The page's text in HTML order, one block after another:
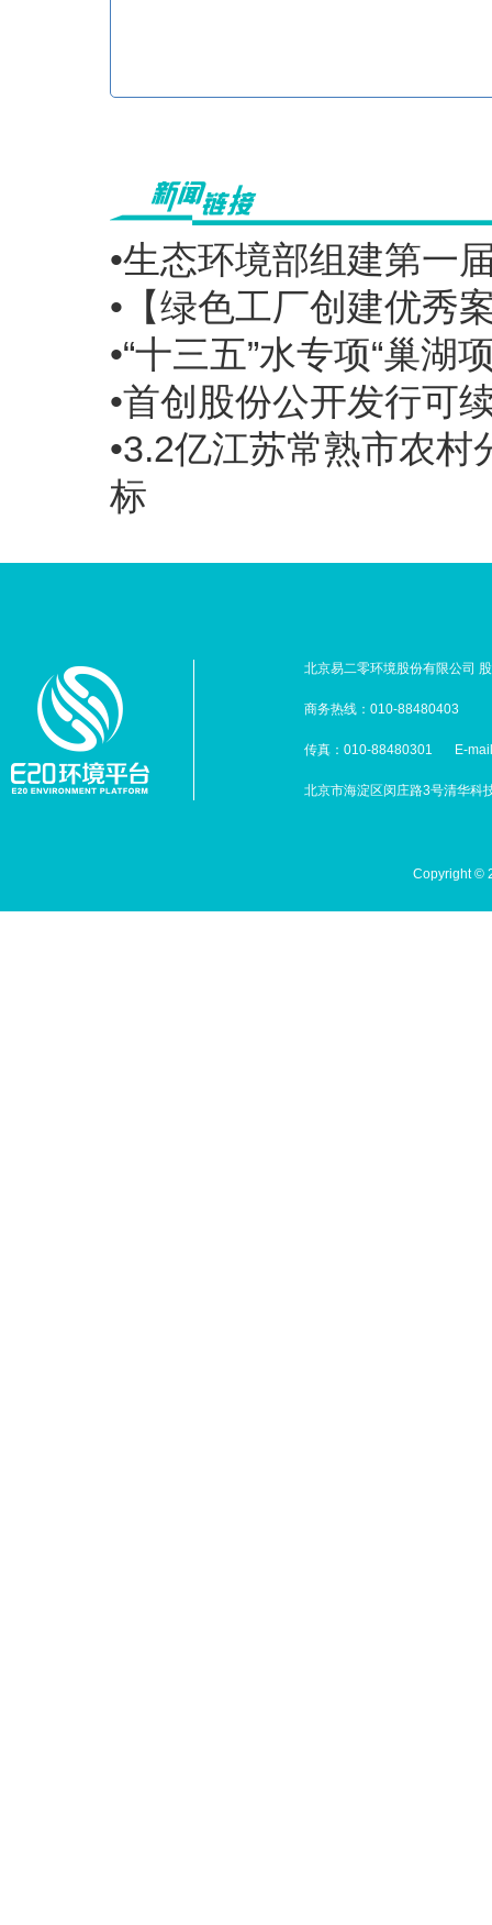
•生态环境部组建第一
•【绿色工厂创建优秀
•“十三五”水专项“巢湖
•首创股份公开发行可
•3.2亿江苏常熟市农
标
北京易二零环境股份有限公司
商务热线：010-88480403
传真：010-88480301 E-
北京市海淀区闵庄路3号清华科
Copyright ©